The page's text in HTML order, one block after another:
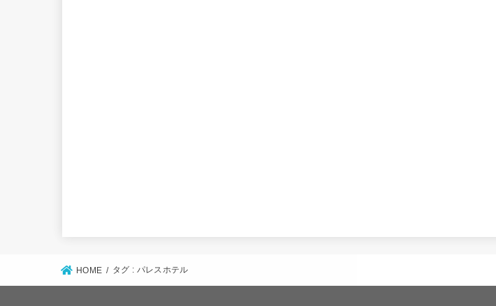
HOME タグ : パレスホテル